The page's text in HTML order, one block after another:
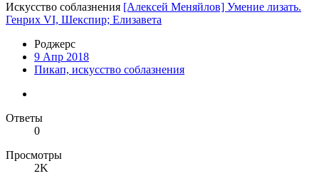
Искусство соблазнения [Алексей Меняйлов] Умение лизать.
Генрих VI, Шекспир; Елизавета
Роджерc
9 Апр 2018
Пикап, искусство соблазнения
Ответы
0
Просмотры
2K